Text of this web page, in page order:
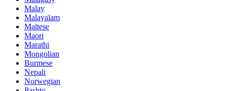
Malay
Malayalam
Maltese
Maori
Marathi
Mongolian
Burmese
Nepali
Norwegian